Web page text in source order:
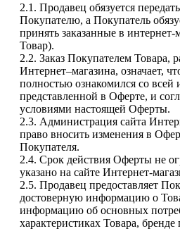
2.1. Продавец обязуется
Покупателю, а Покупатель
принять заказанные в интернет-
Товар).
2.2. Заказ Покупателем Товара,
Интернет–магазина, означает,
полностью ознакомился со
представленной в Оферте, и
условиями настоящей Оферты.
2.3. Администрация сайта
право вносить изменения в
Покупателя.
2.4. Срок действия Оферты не
указано на сайте Интернет-
2.5. Продавец предоставляет
достоверную информацию о
информацию об основных
характеристиках Товара, бренде